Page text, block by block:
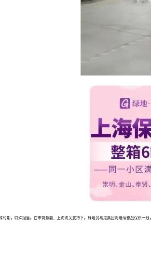
时期，特殊担当。在市商务委、上海海关支持下，绿地贸易港集团将继续奋战保供一